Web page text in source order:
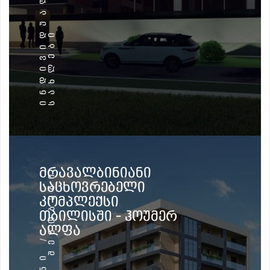
Დ
Ი
ᲛᲠᲐᲕᲐᲚᲑᲘᲜᲘᲐᲜᲘ
ᲡᲐᲪᲮᲝᲕᲠᲔᲑᲔᲚᲘ
ᲙᲝᲛᲞᲚᲔᲥᲡᲘ
ᲗᲑᲘᲚᲘᲡᲨᲘ - ᲰᲝᲣᲛᲔᲠ
ᲐᲚᲤᲐ